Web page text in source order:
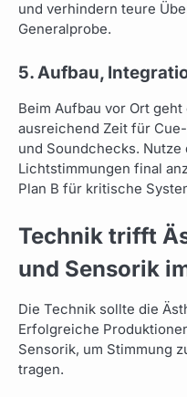
und verhindern teure
Generalprobe.
5. Aufbau,
Beim Aufbau vor Ort
ausreichend Zeit für
und Soundchecks. Nutze
Lichtstimmungen final
Plan B für kritische
Technik trifft
und Sensorik
Die Technik sollte die
Erfolgreiche
Sensorik, um Stimmung
tragen.